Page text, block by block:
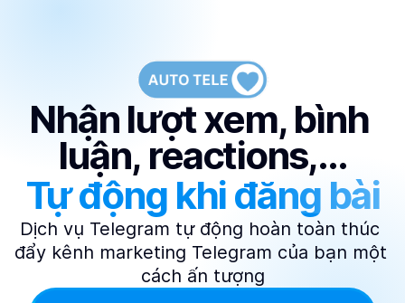
Nhận lượt xem, bình
luận, reactions,...
Tự động khi đăng bài
Dịch vụ Telegram tự động hoàn toàn thúc
đẩy kênh marketing Telegram của bạn một
cách ấn tượng